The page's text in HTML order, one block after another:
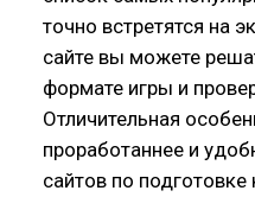
точно встретятся на
сайте вы можете
формате игры и
Отличительная
проработаннее и
сайтов по подготовке